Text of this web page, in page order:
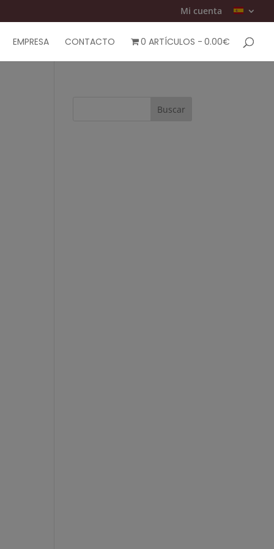
Mi cuenta
EMPRESA CONTACTO 0 ARTÍCULOS 0.00€